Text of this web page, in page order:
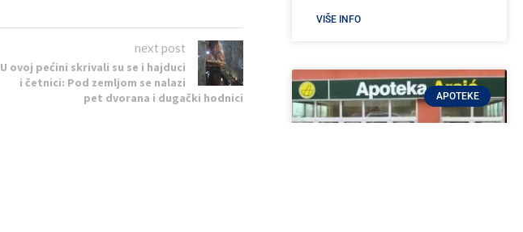
next post
U ovoj pećini skrivali su se i hajduci
i četnici: Pod zemljom se nalazi
pet dvorana i dugački hodnici
VIŠE INFO
APOTEKE